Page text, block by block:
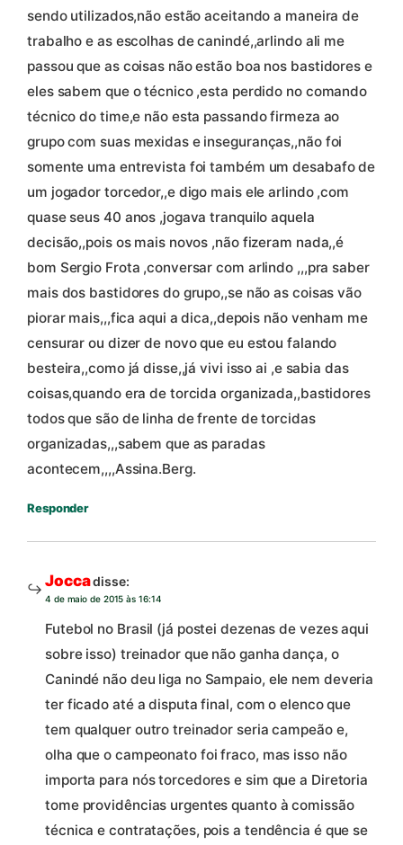
sendo utilizados,não estão aceitando a maneira de
trabalho e as escolhas de canindé,,arlindo ali me
passou que as coisas não estão boa nos bastidores e
eles sabem que o técnico ,esta perdido no comando
técnico do time,e não esta passando firmeza ao
grupo com suas mexidas e inseguranças,,não foi
somente uma entrevista foi também um desabafo de
um jogador torcedor,,e digo mais ele arlindo ,com
quase seus 40 anos ,jogava tranquilo aquela
decisão,,pois os mais novos ,não fizeram nada,,é
bom Sergio Frota ,conversar com arlindo ,,,pra saber
mais dos bastidores do grupo,,se não as coisas vão
piorar mais,,,fica aqui a dica,,depois não venham me
censurar ou dizer de novo que eu estou falando
besteira,,como já disse,,já vivi isso ai ,e sabia das
coisas,quando era de torcida organizada,,bastidores
todos que são de linha de frente de torcidas
organizadas,,,sabem que as paradas
acontecem,,,,Assina.Berg.
Responder
Joccadisse:
4 de maio de 2015 às 16:14
Futebol no Brasil (já postei dezenas de vezes aqui
sobre isso) treinador que não ganha dança, o
Canindé não deu liga no Sampaio, ele nem deveria
ter ficado até a disputa final, com o elenco que
tem qualquer outro treinador seria campeão e,
olha que o campeonato foi fraco, mas isso não
importa para nós torcedores e sim que a Diretoria
tome providências urgentes quanto à comissão
técnica e contratações, pois a tendência é que se